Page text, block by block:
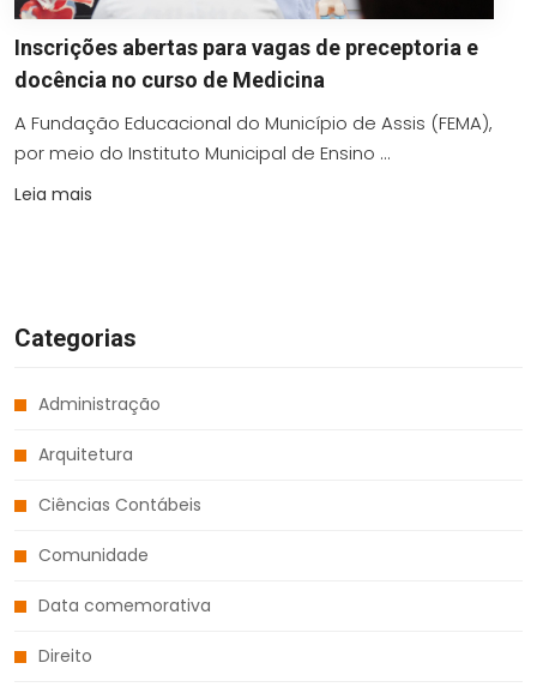
Inscrições abertas para vagas de preceptoria e
docência no curso de Medicina
A Fundação Educacional do Município de Assis (FEMA),
por meio do Instituto Municipal de Ensino ...
Leia mais
Categorias
Administração
Arquitetura
Ciências Contábeis
Comunidade
Data comemorativa
Direito